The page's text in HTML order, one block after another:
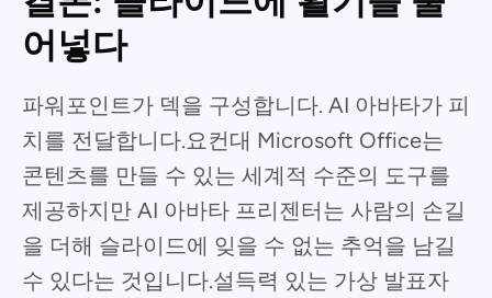
어넣다
파워포인트가 덱을 구성합니다. AI 아바타가 피
치를 전달합니다.요컨대 Microsoft Office는
콘텐츠를 만들 수 있는 세계적 수준의 도구를
제공하지만 AI 아바타 프리젠터는 사람의 손길
을 더해 슬라이드에 잊을 수 없는 추억을 남길
수 있다는 것입니다.설득력 있는 가상 발표자